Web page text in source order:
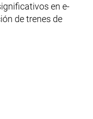
en e-
de trenes de